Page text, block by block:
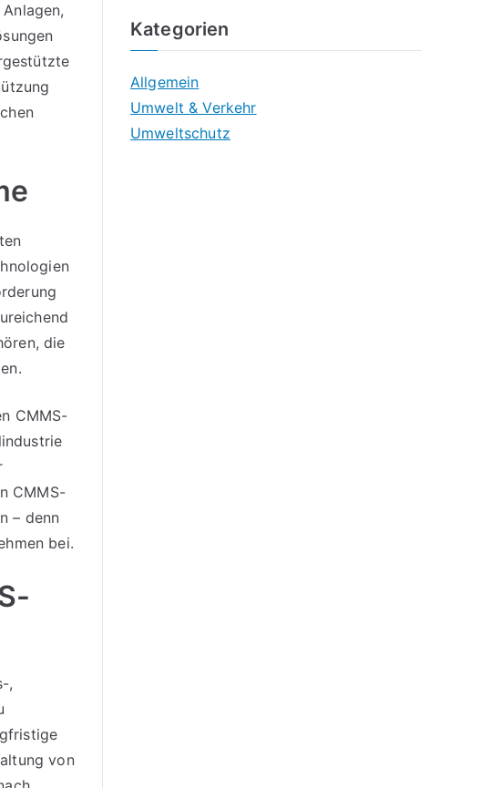
die
CMMS-
CMMS-
– denn
bei.
,
von
Kategorien
Allgemein
Umwelt & Verkehr
Umweltschutz